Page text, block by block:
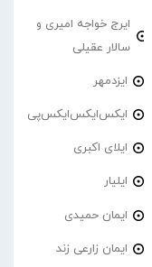
ایرج خواجه امیری و
سالار عقیلی
ایزدمهر
ایکس‌ایکس‌ایکس‌پی
ایلای اکبری
ایلیار
ایمان حمیدی
ایمان زارعی زند